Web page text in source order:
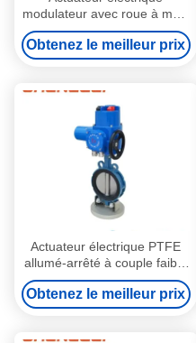
modulateur avec roue à main
en acier inoxydable ISO5210
connexion de bride et
contrôle de 4-20mA pour la
Obtenez le meilleur prix
Actuateur électrique PTFE
allumé-arrêté à couple faible
pour climatiseur avec
raccordement à bride
Obtenez le meilleur prix